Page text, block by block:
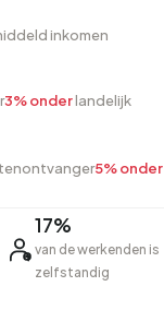
inkomen
3% onderlandelijk
5% onder
17%
van de werkenden is
zelfstandig